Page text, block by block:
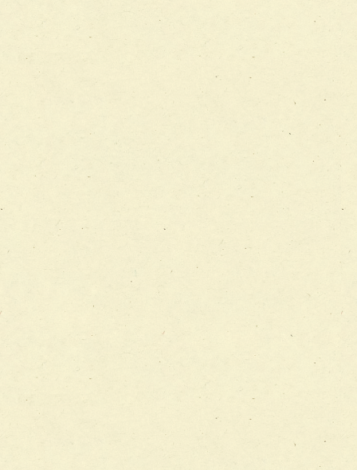
チーム10【包括的リハビリテーションコンサルテーション
チーム13【非がんに対する緩和ケアチーム】